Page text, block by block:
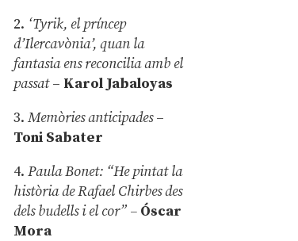
2. ‘Tyrik, el príncep
d’Ilercavònia’, quan la
fantasia ens reconcilia amb el
passat– Karol Jabaloyas
3.Memòries anticipades–
Toni Sabater
4.Paula Bonet: “He pintat la
història de Rafael Chirbes des
dels budells i el cor” – Óscar
Mora